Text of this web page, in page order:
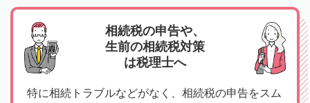
相続税の申告や、
生前の相続税対策
は税理士へ
特に相続トラブルなどがなく、相続税の申告をスム